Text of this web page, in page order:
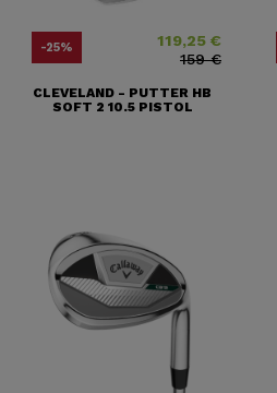
-25% Precio119,25 €
Precio base
159 €
CLEVELAND - PUTTER HB
SOFT 2 10.5 PISTOL